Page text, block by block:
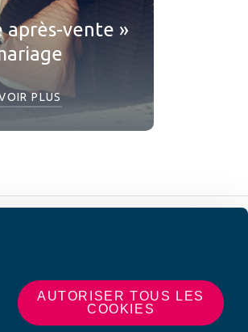
AUTORISER TOUS LES
COOKIES
après-vente »
PLUS